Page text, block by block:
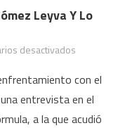
Leyva Y Lo
desactivadosen
arroja
billetes
a
con el
entrevista en el
a la que acudió